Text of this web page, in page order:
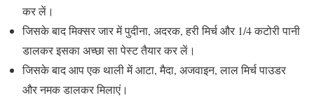
कर लें।
जिसके बाद मिक्सर जार में पुदीना, अदरक, हरी मिर्च और 1/4 कटोरी पानी
डालकर इसका अच्छा सा पेस्ट तैयार कर लें।
जिसके बाद आप एक थाली में आटा, मैदा, अजवाइन, लाल मिर्च पाउडर
और नमक डालकर मिलाएं।